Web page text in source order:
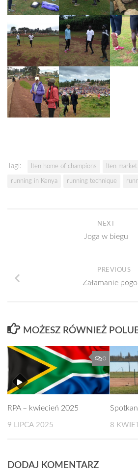
Tagi: Iten home of champions Iten market
running in Kenya running technique
NEXT
Joga w biegu
PREVIOUS
Załamanie
MOŻESZ RÓWNIEŻ
0
RPA – kwiecień 2025
9 LIPCA 2025 8
DODAJ KOMENTARZ